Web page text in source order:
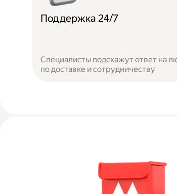
Поддержка 24/7
Специалисты подскажут ответ на
по доставке и сотрудничеству